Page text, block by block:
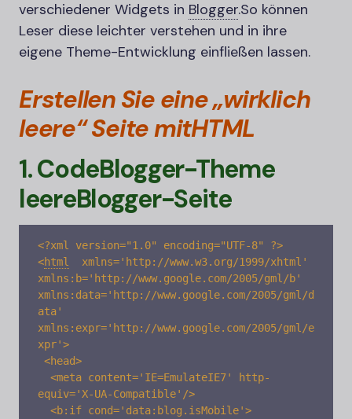
verschiedener Widgets in Blogger.So können
Leser diese leichter verstehen und in ihre
eigene Theme-Entwicklung einfließen lassen.
Erstellen Sie eine „wirklich
leere“ Seite mitHTML
1. CodeBlogger-Theme
leereBlogger-Seite
<html
xmlns='http://www.w3.org/1999/xhtml'
xmlns:b='http://www.google.com/2005/gml/b'
xmlns:data='http://www.google.com/2005/gml/d
ata'
xmlns:expr='http://www.google.com/2005/gml/e
xpr'>
equiv='X-UA-Compatible'/>